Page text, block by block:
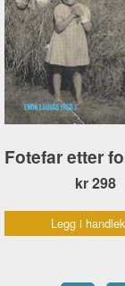
kr 298
Legg i